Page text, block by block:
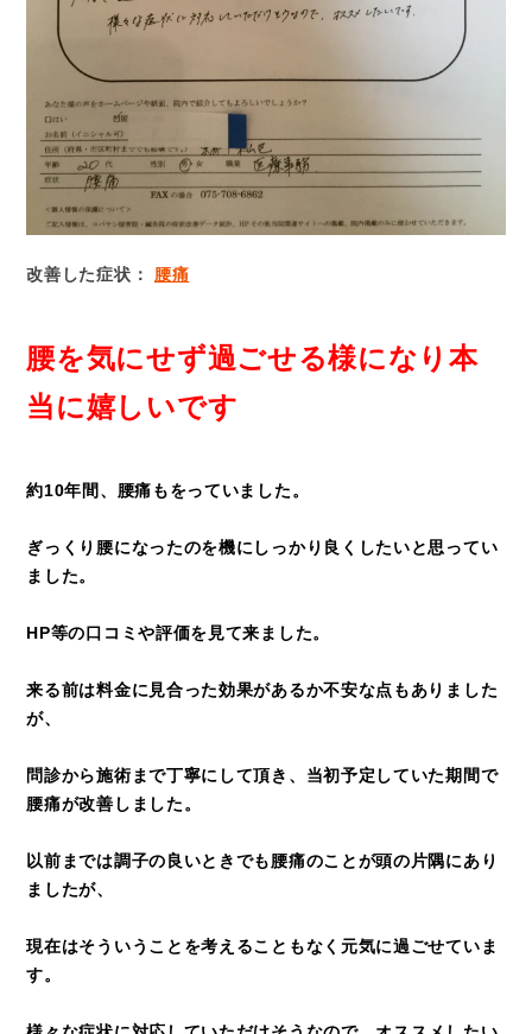
改善した症状： 腰痛
腰を気にせず過ごせる様になり本
当に嬉しいです
約10年間、腰痛もをっていました。
ぎっくり腰になったのを機にしっかり良くしたいと思ってい
ました。
HP等の口コミや評価を見て来ました。
来る前は料金に見合った効果があるか不安な点もありました
が、
問診から施術まで丁寧にして頂き、当初予定していた期間で
腰痛が改善しました。
以前までは調子の良いときでも腰痛のことが頭の片隅にあり
ましたが、
現在はそういうことを考えることもなく元気に過ごせていま
す。